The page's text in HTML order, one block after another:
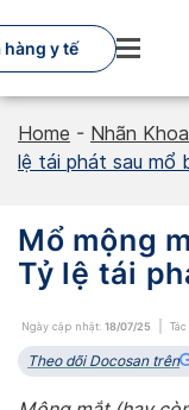
to
content
hàng y tế
Home - Nhãn Khoa
lệ tái phát sau mổ
Mổ mộng
Tỷ lệ tái
Ngày cập nhật: 18/07/25
Theo dõi Docosan trên